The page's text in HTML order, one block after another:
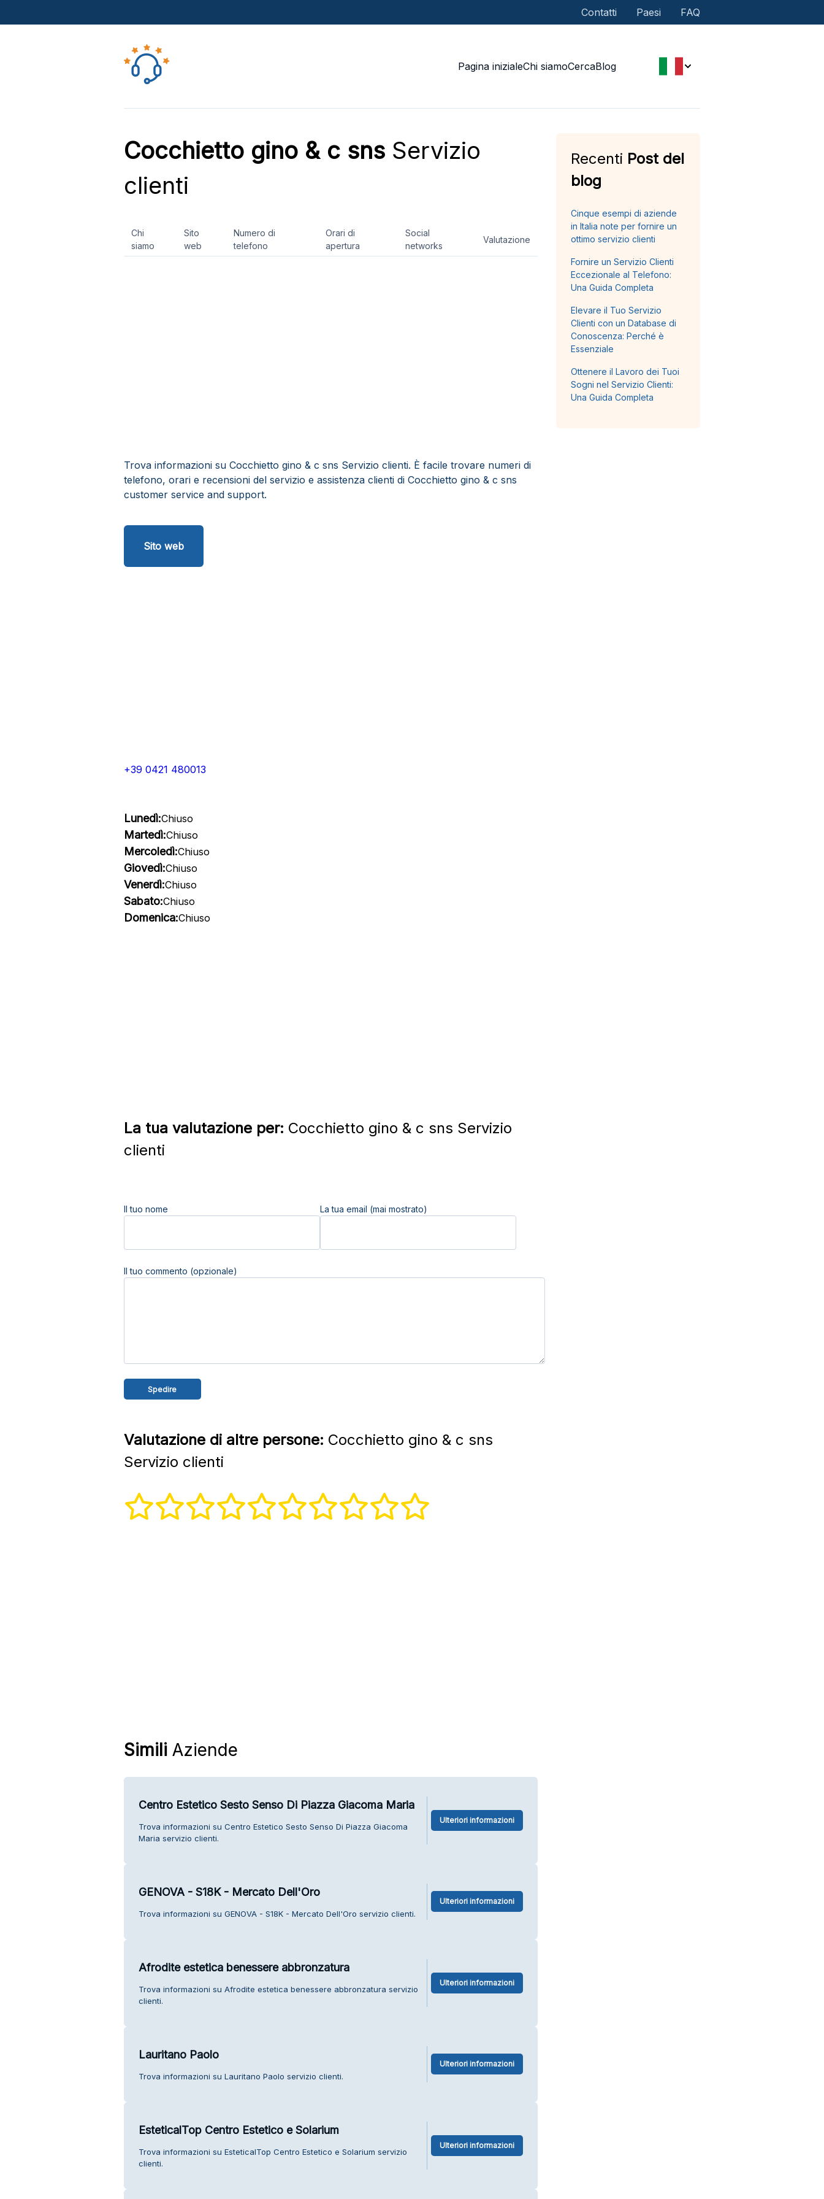
Contatti Paesi FAQ
Pagina inizialeChi siamoCercaBlog
Cocchietto gino & c snsServizio
clienti
Chi
siamo
Sito
web
Numero di
telefono
Orari di
apertura
Social
networks
Valutazione
Trova informazioni su Cocchietto gino & c sns Servizio clienti. È facile trovare numeri di
telefono, orari e recensioni del servizio e assistenza clienti di Cocchietto gino & c sns
customer service and support.
Sito web
+39 0421 480013
Lunedì:Chiuso
Martedì:Chiuso
Mercoledì:Chiuso
Giovedì:Chiuso
Venerdì:Chiuso
Sabato:Chiuso
Domenica:Chiuso
La tua valutazione per: Cocchietto gino & c sns Servizio
clienti
Il tuo nome La tua email (mai mostrato)
Il tuo commento (opzionale)
Valutazione di altre persone: Cocchietto gino & c sns
Servizio clienti
SimiliAziende
Centro Estetico Sesto Senso Di Piazza Giacoma Maria
Trova informazioni su Centro Estetico Sesto Senso Di Piazza Giacoma
Maria servizio clienti.
Ulteriori informazioni
GENOVA - S18K - Mercato Dell'Oro
Trova informazioni su GENOVA - S18K - Mercato Dell'Oro servizio clienti.
Ulteriori informazioni
Afrodite estetica benessere abbronzatura
Trova informazioni su Afrodite estetica benessere abbronzatura servizio
clienti.
Ulteriori informazioni
Lauritano Paolo
Trova informazioni su Lauritano Paolo servizio clienti.
Ulteriori informazioni
EsteticalTop Centro Estetico e Solarium
Trova informazioni su EsteticalTop Centro Estetico e Solarium servizio
clienti.
Ulteriori informazioni
Recenti Post del
blog
Cinque esempi di aziende
in Italia note per fornire un
ottimo servizio clienti
Fornire un Servizio Clienti
Eccezionale al Telefono:
Una Guida Completa
Elevare il Tuo Servizio
Clienti con un Database di
Conoscenza: Perché è
Essenziale
Ottenere il Lavoro dei Tuoi
Sogni nel Servizio Clienti:
Una Guida Completa